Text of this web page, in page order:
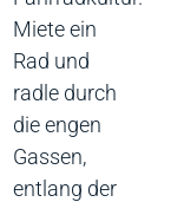
Miete ein
Rad und
radle durch
die engen
Gassen,
entlang der